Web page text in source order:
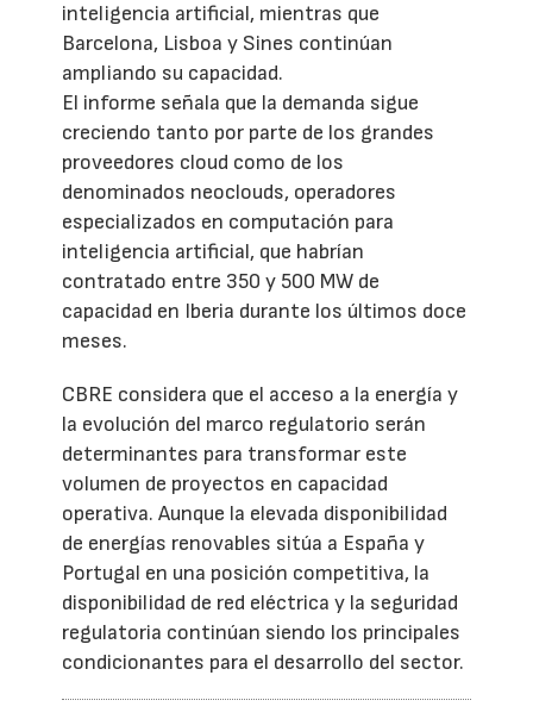
inteligencia artificial, mientras que
Barcelona, Lisboa y Sines continúan
ampliando su capacidad.
El informe señala que la demanda sigue
creciendo tanto por parte de los grandes
proveedores cloud como de los
denominados neoclouds, operadores
especializados en computación para
inteligencia artificial, que habrían
contratado entre 350 y 500 MW de
capacidad en Iberia durante los últimos doce
meses.
CBRE considera que el acceso a la energía y
la evolución del marco regulatorio serán
determinantes para transformar este
volumen de proyectos en capacidad
operativa. Aunque la elevada disponibilidad
de energías renovables sitúa a España y
Portugal en una posición competitiva, la
disponibilidad de red eléctrica y la seguridad
regulatoria continúan siendo los principales
condicionantes para el desarrollo del sector.